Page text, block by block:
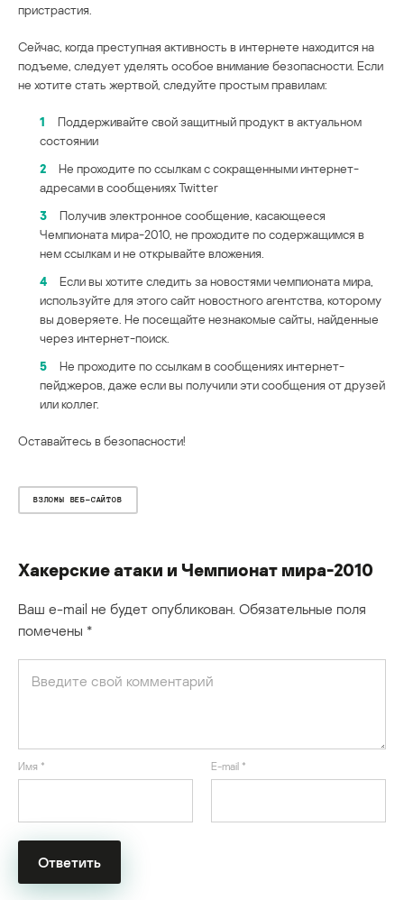
пристрастия.
Сейчас, когда преступная активность в интернете находится на
подъеме, следует уделять особое внимание безопасности. Если
не хотите стать жертвой, следуйте простым правилам:
1
Поддерживайте свой защитный продукт в актуальном
состоянии
2
Не проходите по ссылкам с сокращенными интернет-
адресами в сообщениях Twitter
3
Получив электронное сообщение, касающееся
Чемпионата мира-2010, не проходите по содержащимся в
нем ссылкам и не открывайте вложения.
4
Если вы хотите следить за новостями чемпионата мира,
используйте для этого сайт новостного агентства, которому
вы доверяете. Не посещайте незнакомые сайты, найденные
через интернет-поиск.
5
Не проходите по ссылкам в сообщениях интернет-
пейджеров, даже если вы получили эти сообщения от друзей
или коллег.
Оставайтесь в безопасности!
ВЗЛОМЫ ВЕБ-САЙТОВ
Хакерские атаки и Чемпионат мира-2010
Ваш e-mail не будет опубликован. Обязательные поля
помечены *
Имя * E-mail *